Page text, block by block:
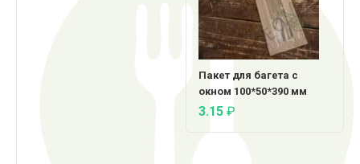
Пакет для багета с
окном 100*50*390 мм
3.15 ₽